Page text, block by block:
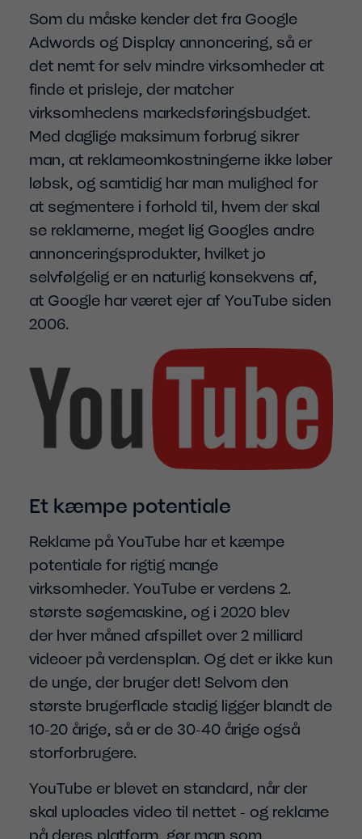
Som du måske kender det fra Google
Adwords og Display annoncering, så er
det nemt for selv mindre virksomheder at
finde et prisleje, der matcher
virksomhedens markedsføringsbudget.
Med daglige maksimum forbrug sikrer
man, at reklameomkostningerne ikke løber
løbsk, og samtidig har man mulighed for
at segmentere i forhold til, hvem der skal
se reklamerne, meget lig Googles andre
annonceringsprodukter, hvilket jo
selvfølgelig er en naturlig konsekvens af,
at Google har været ejer af YouTube siden
2006.
Et kæmpe potentiale
Reklame på YouTube har et kæmpe
potentiale for rigtig mange
virksomheder. YouTube er verdens 2.
største søgemaskine, og i 2020 blev
der hver måned afspillet over 2 milliard
videoer på verdensplan. Og det er ikke kun
de unge, der bruger det! Selvom den
største brugerflade stadig ligger blandt de
10-20 årige, så er de 30-40 årige også
storforbrugere.
YouTube er blevet en standard, når der
skal uploades video til nettet - og reklame